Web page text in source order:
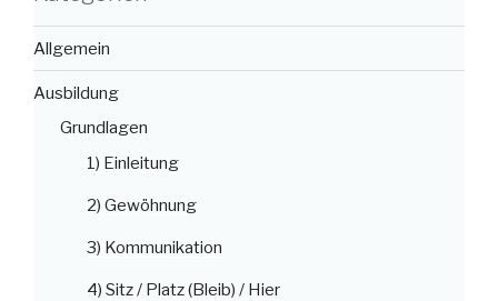
Allgemein
Ausbildung
Grundlagen
1) Einleitung
2) Gewöhnung
3) Kommunikation
4) Sitz / Platz (Bleib) / Hier